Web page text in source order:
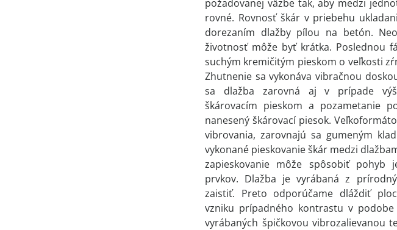
požadovanej väzbe tak, aby medzi
rovné. Rovnosť škár v priebehu
dorezaním dlažby pílou na betón.
životnosť môže byť krátka. Poslednou
suchým kremičitým pieskom o veľkosti
Zhutnenie sa vykonáva vibračnou
sa dlažba zarovná aj v prípade
škárovacím pieskom a pozametanie
nanesený škárovací piesok.
vibrovania, zarovnajú sa gumeným
vykonané pieskovanie škár medzi
zapieskovanie môže spôsobiť pohyb
prvkov. Dlažba je vyrábaná z
zaistiť. Preto odporúčame dláždiť
vzniku prípadného kontrastu v
vyrábaných špičkovou vibrozalievanou